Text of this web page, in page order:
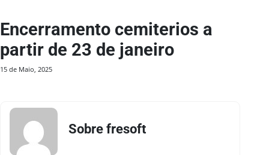
Encerramento cemiterios a
partir de 23 de janeiro
15 de Maio, 2025
Sobre fresoft